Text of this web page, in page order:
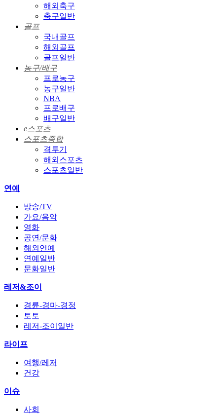
해외축구
축구일반
골프
국내골프
해외골프
골프일반
농구/배구
프로농구
농구일반
NBA
프로배구
배구일반
e스포츠
스포츠종합
격투기
해외스포츠
스포츠일반
연예
방송/TV
가요/음악
영화
공연/문화
해외연예
연예일반
문화일반
레저&조이
경륜-경마-경정
토토
레저-조이일반
라이프
여행/레저
건강
이슈
사회